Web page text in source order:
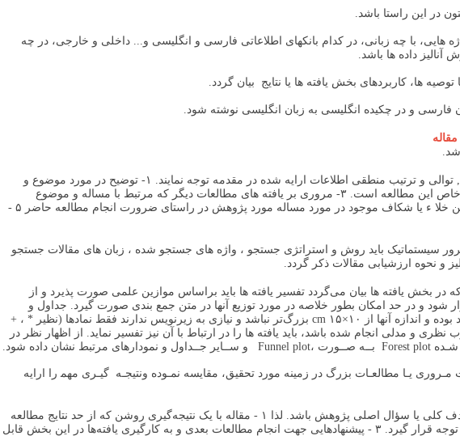
در این راستا باشد.
با چه زبانی، در کدام بانکهای اطلاعاتی فارسی و انگلیسی و... داخلی و خارجی، در چه
داده ها باشد.
ها، کاربردهای بخش یافته ها یا نتایج بیان گردد.
فارسی و در چکیده انگلیسی به زبان انگلیسی نوشته شود.
مقدمه باید خلاصه، روشن، هدفمند و منظم نوشته شود. لذا نویسندگان محترم لازم است به نوع, توالی و ترتیب منطقی اطلاعات ارایه شده در مقدمه توجه نمایند. ۱- توضیح در مورد موضوع و
عرصه پژوهش به صورت عام. ۲- توضیحات اختصاصی تر در مورد جنبه یا بعدی از مشکل که مورد توجه خاص این مطالعه است. ۳- مروری بر یافته های مطالعات دیگر که مرتبط با مساله و موضوع
پژوهش می‌باشد. ۴ - تحلیل اطلاعات ارایه شده در سه بند فوق خصوصاٌ یافته های مطالعات مرتبط و تبیین خلا ء یا شکاف موجود در مورد مساله مورد پژوهش در راستای ضرورت انجام مطالعه حاضر ۵ -
سیستماتیک باید روش و استراتژی جستجو ، واژه های جستجو شده ، زبان های مقالات جستجو
و نحوه ارزشیابی مقالات ذکر گردد.
بخش یافته ها بیان می‌گردد تفسیر یافته ها باید براساس موازین علمی صورت پذیرد و از
شود و در حد امکان بطور خلاصه در مورد توزیع آنها در متن جمع بندی صورت گیرد. جداول و
نمودارها به زبان فارسی و شامل عنوان رسا، زمان و مکان اجرای مطالعه باشد. تعداد آنها حداکثر ۵ مورد بوده و اندازه آنها از cm ۱۵×۱۰ بزرگ‌تر نباشد و نیازی به زیرنویس ندارند فقط نمادها (نظیر * ، +
و مدلی انجام شده باشد، باید یافته ها را در ارتباط با آن نیز تفسیر نماید. از اظهار نظر در
مواردی فراتر از یافته‌های مطالعه خودداری شود. در ﻗﺴﻤﺖ ﻳﺎﻓﺘﻪﻫﺎ ﻧﺘﺎﻳﺞ آﻧﺎﻟﻴﺰ ﻳﺎﻓﺘﻪﻫﺎی ﻣﻘﺎﻻت ﺑﺮﮔﺰﻳﺪه ﺷـﺪه Forest plot ﺑــﻪ ﺻــﻮرت ،Funnel plot و ﺳــﺎﻳﺮ ﺟــﺪاول و ﻧﻤﻮدارﻫﺎی ﻣﺮﺗﺒﻂ ﻧﺸﺎن داده ﺷﻮد.
ﻳـﺎ ﻣﻄﺎﻟﻌـﺎت ﺑﺰرگ در زﻣﻴﻨﻪ ﻣﻮرد ﺗﺤﻘﻴﻖ، ﻣﻘﺎﻳﺴﻪ ﻧﻤـﻮده وﻧﺘﻴﺠـﻪ ﮔﻴـﺮی ﻣﻬﻤ را ارایه
نتیجه گیری نهایی باید شامل جمع بندی نهایی و مختصر از مطالب بحث در ارتباط با هدف کلی یا سؤال اصلی پژوهش باشد. لذا ۱ - مقاله با یک نتیجه‌گیری روشن که از حد نتایج مطالعه
فراتر نرود، جمع‌بندی گردد ۲- موارد کاربرد یافته ها، محدودیت‌های مطالعه و میزان تعمیم‌پذیری آن مورد توجه قرار گیرد. ۳ - پیشنهادهایی جهت انجام مطالعات بعدی و به کارگیری یافته‌ها در این بخش قابل